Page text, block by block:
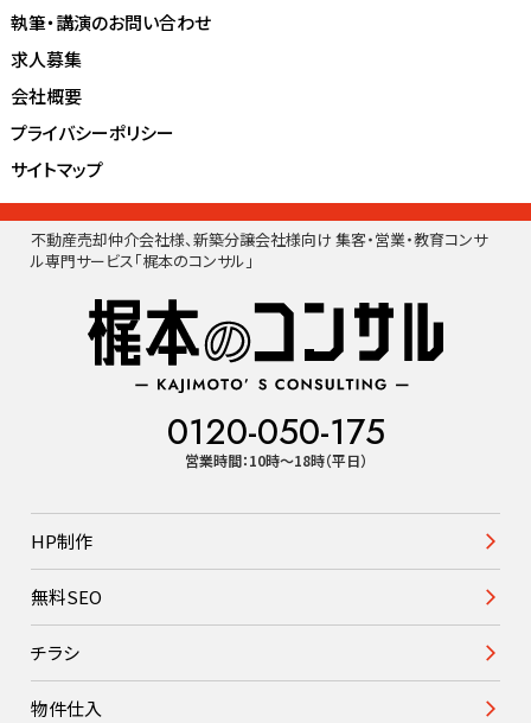
執筆・講演のお問い合わせ
求人募集
会社概要
プライバシーポリシー
サイトマップ
不動産売却仲介会社様、新築分譲会社様向け 集客・営業・教育コンサ
ル専門サービス「梶本のコンサル」
0120-050-175
営業時間：10時〜18時（平日）
HP制作
無料SEO
チラシ
物件仕入